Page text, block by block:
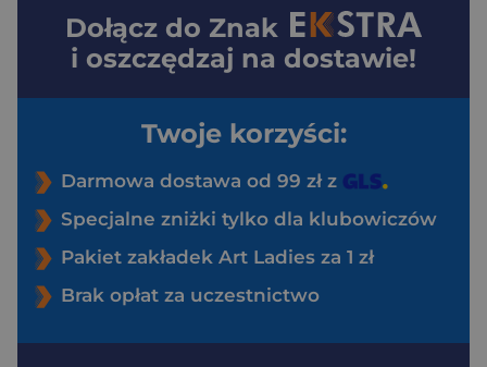
Dołącz do Znak
i oszczędzaj na dostawie!
Twoje korzyści:
Darmowa dostawa od 99 zł z
Specjalne zniżki tylko dla klubowiczów
Pakiet zakładek Art Ladies za 1 zł
Brak opłat za uczestnictwo